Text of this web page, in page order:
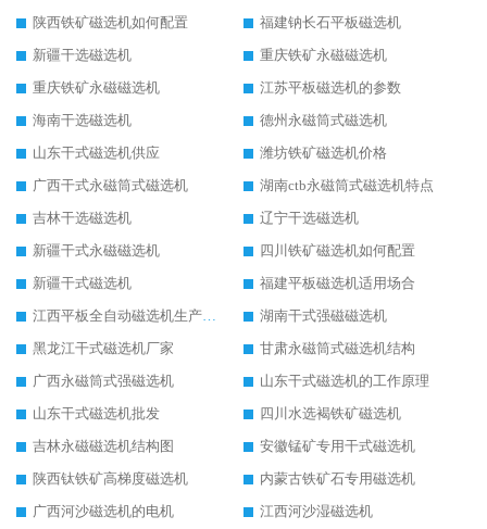
陕西铁矿磁选机如何配置
福建钠长石平板磁选机
新疆干选磁选机
重庆铁矿永磁磁选机
重庆铁矿永磁磁选机
江苏平板磁选机的参数
海南干选磁选机
德州永磁筒式磁选机
山东干式磁选机供应
潍坊铁矿磁选机价格
广西干式永磁筒式磁选机
湖南ctb永磁筒式磁选机特点
吉林干选磁选机
辽宁干选磁选机
新疆干式永磁磁选机
四川铁矿磁选机如何配置
新疆干式磁选机
福建平板磁选机适用场合
江西平板全自动磁选机生产厂家
湖南干式强磁磁选机
黑龙江干式磁选机厂家
甘肃永磁筒式磁选机结构
广西永磁筒式强磁选机
山东干式磁选机的工作原理
山东干式磁选机批发
四川水选褐铁矿磁选机
吉林永磁磁选机结构图
安徽锰矿专用干式磁选机
陕西钛铁矿高梯度磁选机
内蒙古铁矿石专用磁选机
广西河沙磁选机的电机
江西河沙湿磁选机